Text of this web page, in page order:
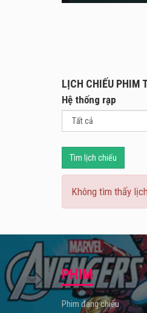
LỊCH CHIẾU PHIM
Hệ thống rạp
Tìm lịch chiếu
Không tìm thấy
PHIM
Phim đang chiếu